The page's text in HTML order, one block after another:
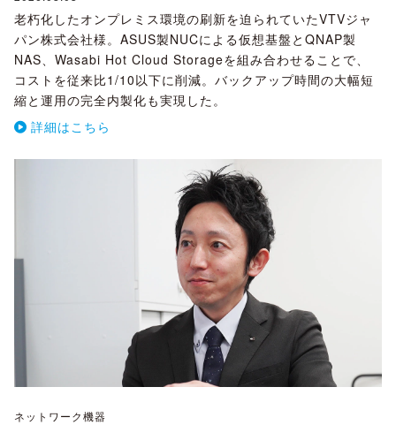
老朽化したオンプレミス環境の刷新を迫られていたVTVジャ
パン株式会社様。ASUS製NUCによる仮想基盤とQNAP製
NAS、Wasabi Hot Cloud Storageを組み合わせることで、
コストを従来比1/10以下に削減。バックアップ時間の大幅短
縮と運用の完全内製化も実現した。
詳細はこちら
ネットワーク機器